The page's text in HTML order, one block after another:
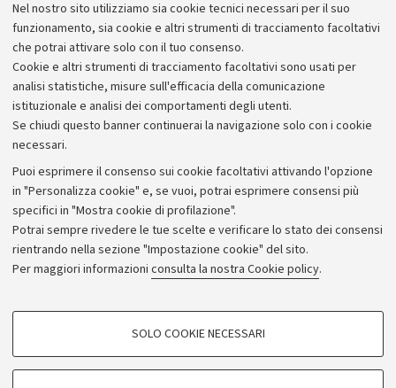
Nel nostro sito utilizziamo sia cookie tecnici necessari per il suo
funzionamento, sia cookie e altri strumenti di tracciamento facoltativi
che potrai attivare solo con il tuo consenso.
Cookie e altri strumenti di tracciamento facoltativi sono usati per
analisi statistiche, misure sull'efficacia della comunicazione
istituzionale e analisi dei comportamenti degli utenti.
Se chiudi questo banner continuerai la navigazione solo con i cookie
necessari.
Puoi esprimere il consenso sui cookie facoltativi attivando l'opzione
in "Personalizza cookie" e, se vuoi, potrai esprimere consensi più
specifici in "Mostra cookie di profilazione".
Potrai sempre rivedere le tue scelte e verificare lo stato dei consensi
rientrando nella sezione "Impostazione cookie" del sito.
Per maggiori informazioni consulta la nostra Cookie policy.
COOKIE DI PROFILAZIONE - FACOLTATIVI
SOLO COOKIE NECESSARI
Alumni community
Piano strategico
Bilanci
Donazioni e 5x1000
Bandi, gare e concorsi
Albo online
Amministrazione trasparente
Atti di notifica
Informazioni sul sito e accessibilità
Dichiarazione di accessibilità
Privacy e note legali
Impostazioni Cookie